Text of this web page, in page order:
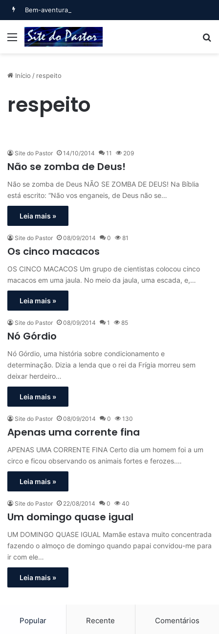
Bem-aventurado o homem que… (Salmo 1)
Menu
Início / respeito
respeito
Site do Pastor 14/10/2014 11 209
Não se zomba de Deus!
Não se zomba de Deus NÃO SE ZOMBA DE DEUS! Na Bíblia
está escrito: “Não vos enganeis, de Deus não se…
Leia mais »
Site do Pastor 08/09/2014 0 81
Os cinco macacos
OS CINCO MACACOS Um grupo de cientistas colocou cinco
macacos em uma jaula. No meio da jaula, uma escada, e,…
Leia mais »
Site do Pastor 08/09/2014 1 85
Nó Górdio
Nó Górdio, uma história sobre condicionamento e
determinação. Dizia a lenda que o rei da Frígia morreu sem
deixar herdeiro…
Leia mais »
Site do Pastor 08/09/2014 0 130
Apenas uma corrente fina
APENAS UMA CORRENTE FINA Certo dia um homem foi a um
circo e ficou observando os animais fortes e ferozes.…
Leia mais »
Site do Pastor 22/08/2014 0 40
Um domingo quase igual
UM DOMINGO QUASE IGUAL Mamãe estava muito concentrada
fazendo o almoço de domingo quando papai convidou-me para
ir com ele…
Leia mais »
Popular Recente Comentários